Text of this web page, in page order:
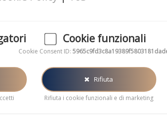
per il
Cookie funzionali
Questi cookie ci aiutano a migliorare le
del sito
Cookie Consent ID:
Rifiuta
Rifiuta i cookie funzionali e di marketing